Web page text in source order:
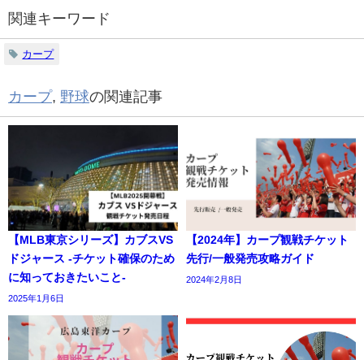
関連キーワード
カープ
カープ, 野球の関連記事
【MLB東京シリーズ】カブスVS
ドジャース -チケット確保のため
に知っておきたいこと-
2025年1月6日
【2024年】カープ観戦チケット
先行/一般発売攻略ガイド
2024年2月8日